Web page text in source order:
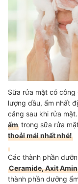
Sữa rửa mặt có
lượng dầu, ẩm nhất
căng sau khi rửa
ẩm trong sữa rửa
thoải mái nhất nhé!
Các thành phần
Ceramide, Axit
thành phần dưỡng